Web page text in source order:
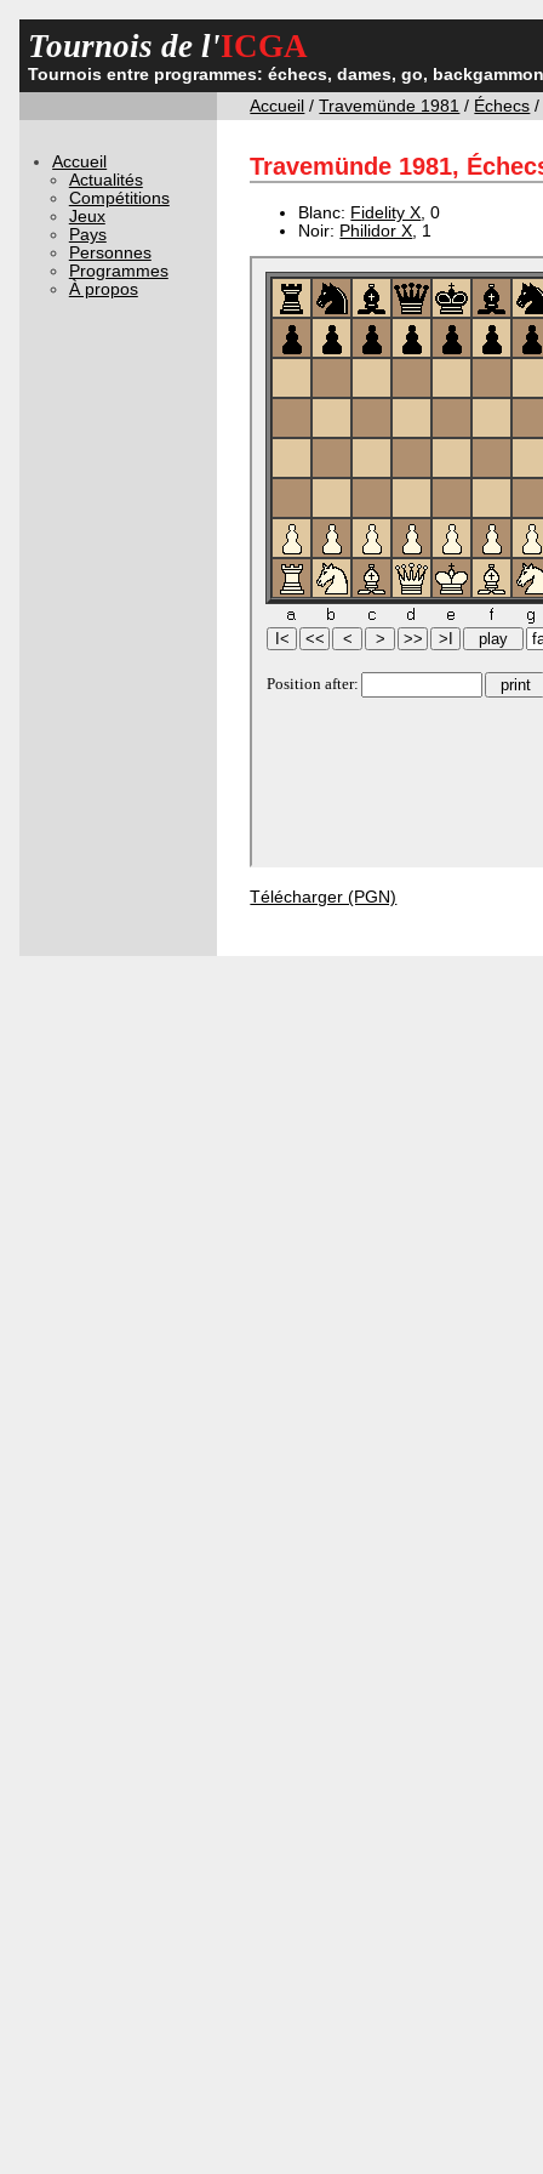
Tournois de l'ICGA
Tournois entre programmes: échecs, dames, go,
Accueil /Travemünde 1981 / Échecs
Accueil
Actualités
Compétitions
Jeux
Pays
Personnes
Programmes
À propos
Travemünde 1981,
Blanc: Fidelity X , 0
Noir: Philidor X , 1
Télécharger (PGN)